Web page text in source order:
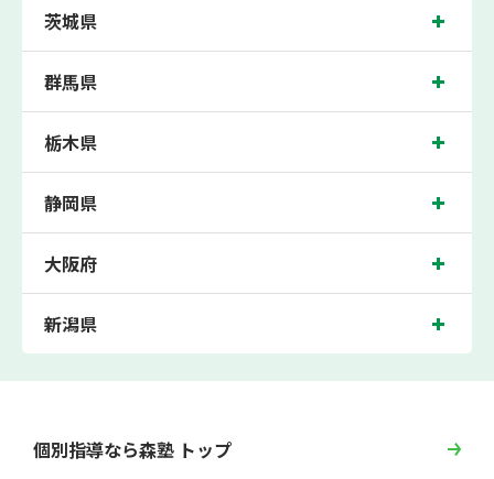
茨城県
群馬県
栃木県
静岡県
大阪府
新潟県
個別指導なら森塾 トップ